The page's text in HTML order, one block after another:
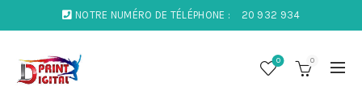
NOTRE NUMÉRO DE TÉLÉPHONE : 20 932 934
0 0